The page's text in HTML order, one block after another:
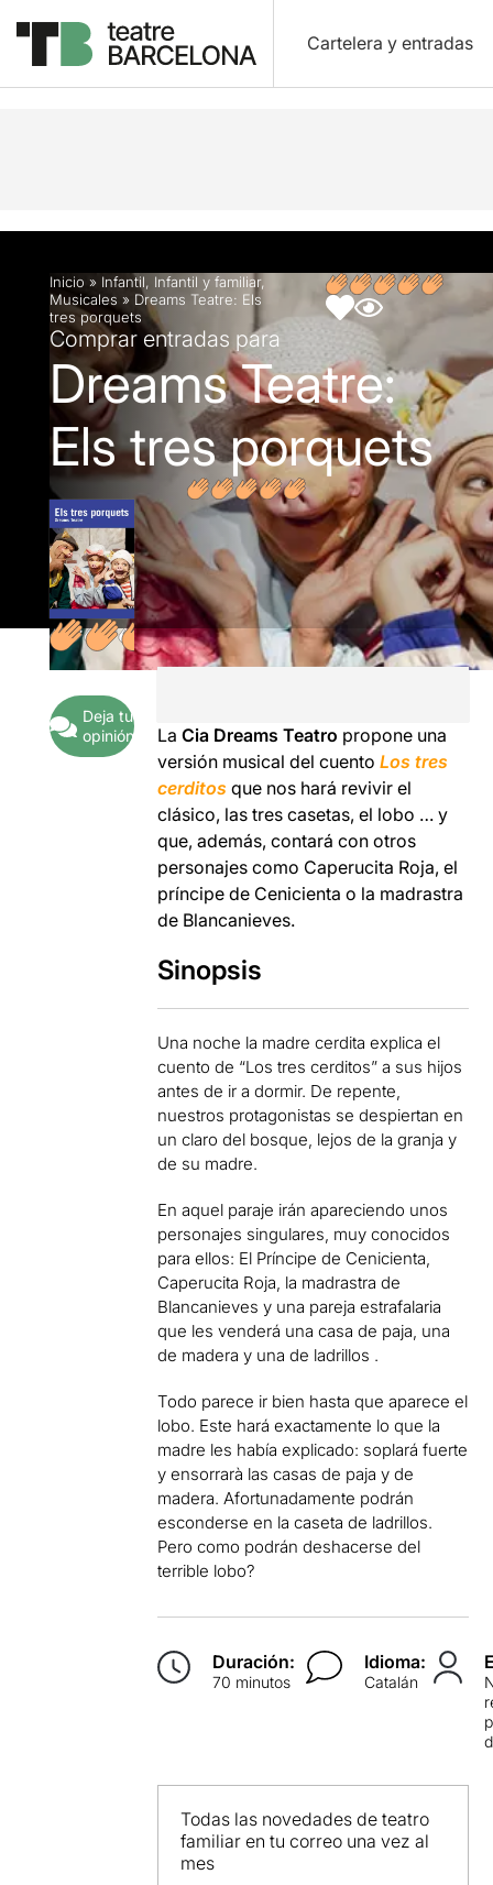
Cartelera y entradas
Descripción Ficha artística
Inicio » Infantil, Infantil y familiar,
Musicales » Dreams Teatre: Els
tres porquets
Comprar entradas para
Dreams Teatre:
Els tres porquets
Deja tu
opinión
LaCia Dreams Teatro propone una
versión musical del cuentoLos tres
cerditos que nos hará revivir el
clásico, las tres casetas, el lobo … y
que, además, contará con otros
personajes como Caperucita Roja, el
príncipe de Cenicienta o la madrastra
de Blancanieves.
Sinopsis
Una noche la madre cerdita explica el
cuento de “Los tres cerditos” a sus hijos
antes de ir a dormir. De repente,
nuestros protagonistas se despiertan en
un claro del bosque, lejos de la granja y
de su madre.
En aquel paraje irán apareciendo unos
personajes singulares, muy conocidos
para ellos: El Príncipe de Cenicienta,
Caperucita Roja, la madrastra de
Blancanieves y una pareja estrafalaria
que les venderá una casa de paja, una
de madera y una de ladrillos .
Todo parece ir bien hasta que aparece el
lobo. Este hará exactamente lo que la
madre les había explicado: soplará fuerte
y ensorrarà las casas de paja y de
madera. Afortunadamente podrán
esconderse en la caseta de ladrillos.
Pero como podrán deshacerse del
terrible lobo?
Duración:
70 minutos
Idioma:
Catalán
Todas las novedades de teatro
familiar en tu correo una vez al
mes